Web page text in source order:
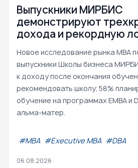
Выпускники МИРБИС
демонстрируют
дохода и рекордную
Новое исследование рынка MBA
выпускники Школы бизнеса
к доходу после окончания
рекомендовать школу; 58%
обучение на программах EMBA и
альма-матер.
#МВА #Executive MBA #DBA
06.08.2026